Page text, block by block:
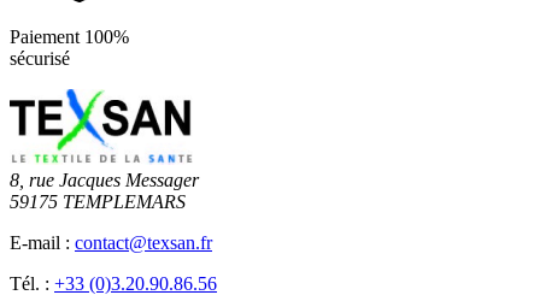
Paiement 100%
sécurisé
8, rue Jacques Messager
59175 TEMPLEMARS
E-mail : contact@texsan.fr
Tél. : +33 (0)3.20.90.86.56